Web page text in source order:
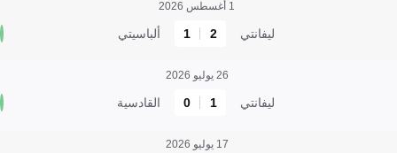
1 أغسطس 2026
ليفانتي 2
1 ألباسيتي
26 يوليو 2026
ليفانتي 1
0 القادسية
17 يوليو 2026